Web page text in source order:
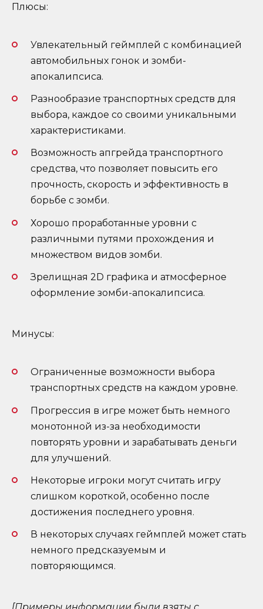
Плюсы:
Увлекательный геймплей с комбинацией
автомобильных гонок и зомби-
апокалипсиса.
Разнообразие транспортных средств для
выбора, каждое со своими уникальными
характеристиками.
Возможность апгрейда транспортного
средства, что позволяет повысить его
прочность, скорость и эффективность в
борьбе с зомби.
Хорошо проработанные уровни с
различными путями прохождения и
множеством видов зомби.
Зрелищная 2D графика и атмосферное
оформление зомби-апокалипсиса.
Минусы:
Ограниченные возможности выбора
транспортных средств на каждом уровне.
Прогрессия в игре может быть немного
монотонной из-за необходимости
повторять уровни и зарабатывать деньги
для улучшений.
Некоторые игроки могут считать игру
слишком короткой, особенно после
достижения последнего уровня.
В некоторых случаях геймплей может стать
немного предсказуемым и
повторяющимся.